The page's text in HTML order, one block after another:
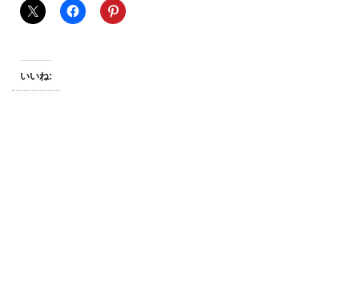
いいね: